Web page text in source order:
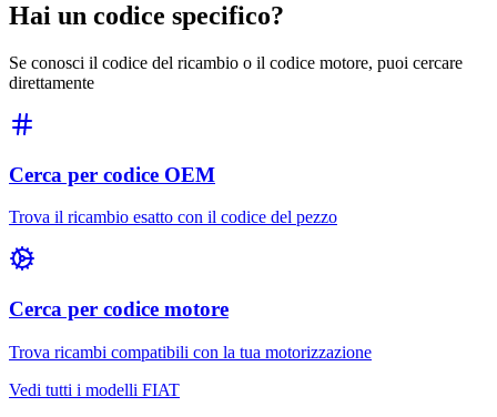
Hai un codice specifico?
Se conosci il codice del ricambio o il codice motore, puoi cercare
direttamente
Cerca per codice OEM
Trova il ricambio esatto con il codice del pezzo
Cerca per codice motore
Trova ricambi compatibili con la tua motorizzazione
Vedi tutti i modelli FIAT